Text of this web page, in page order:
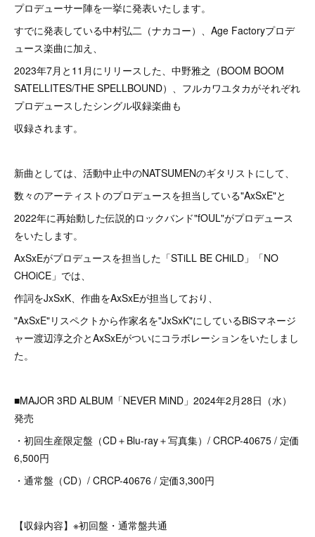
プロデューサー陣を一挙に発表いたします。
すでに発表している中村弘二（ナカコー）、Age Factoryプロデ
ュース楽曲に加え、
2023年7月と11月にリリースした、中野雅之（BOOM BOOM
SATELLITES/THE SPELLBOUND）、フルカワユタカがそれぞれ
プロデュースしたシングル収録楽曲も
収録されます。
新曲としては、活動中止中のNATSUMENのギタリストにして、
数々のアーティストのプロデュースを担当している"AxSxE"と
2022年に再始動した伝説的ロックバンド"fOUL"がプロデュース
をいたします。
AxSxEがプロデュースを担当した「STiLL BE CHiLD」「NO
CHOiCE」では、
作詞をJxSxK、作曲をAxSxEが担当しており、
"AxSxE"リスペクトから作家名を"JxSxK"にしているBiSマネージ
ャー渡辺淳之介とAxSxEがついにコラボレーションをいたしまし
た。
■MAJOR 3RD ALBUM「NEVER MiND」2024年2月28日（水）
発売
・初回生産限定盤（CD＋Blu-ray＋写真集）/ CRCP-40675 / 定価
6,500円
・通常盤（CD）/ CRCP-40676 / 定価3,300円
【収録内容】※初回盤・通常盤共通